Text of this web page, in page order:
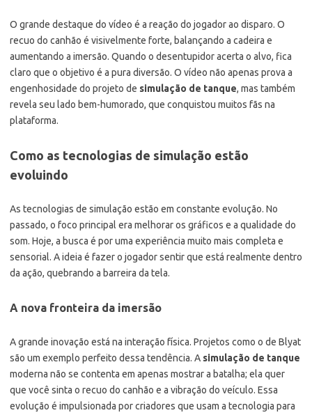
O grande destaque do vídeo é a reação do jogador ao disparo. O
recuo do canhão é visivelmente forte, balançando a cadeira e
aumentando a imersão. Quando o desentupidor acerta o alvo, fica
claro que o objetivo é a pura diversão. O vídeo não apenas prova a
engenhosidade do projeto de simulação de tanque, mas também
revela seu lado bem-humorado, que conquistou muitos fãs na
plataforma.
Como as tecnologias de simulação estão
evoluindo
As tecnologias de simulação estão em constante evolução. No
passado, o foco principal era melhorar os gráficos e a qualidade do
som. Hoje, a busca é por uma experiência muito mais completa e
sensorial. A ideia é fazer o jogador sentir que está realmente dentro
da ação, quebrando a barreira da tela.
A nova fronteira da imersão
A grande inovação está na interação física. Projetos como o de Blyat
são um exemplo perfeito dessa tendência. A simulação de tanque
moderna não se contenta em apenas mostrar a batalha; ela quer
que você sinta o recuo do canhão e a vibração do veículo. Essa
evolução é impulsionada por criadores que usam a tecnologia para